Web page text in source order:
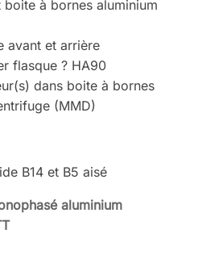
boite à bornes aluminium
avant et arrière
flasque ? HA90
dans boite à bornes
(MMD)
B14 et B5 aisé
aluminium